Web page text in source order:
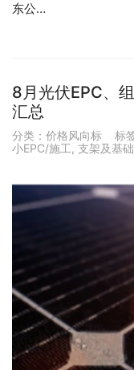
东公…
8月光伏EPC、
汇总
分类： 价格风向标 标
小EPC/施工, 支架及基础